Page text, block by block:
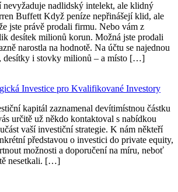
nevyžaduje nadlidský intelekt, ale klidný
Buffett Když peníze nepřinášejí klid, ale
jste právě prodali firmu. Nebo vám z
desítek milionů korun. Možná jste prodali
narostla na hodnotě. Na účtu se najednou
desítky i stovky milionů – a místo […]
Investice pro Kvalifikované Investory
kapitál zaznamenal devítimístnou částku
určitě už někdo kontaktoval s nabídkou
vaší investiční strategie. K nám někteří
představou o investici do private equity,
možnosti a doporučení na míru, neboť
nesetkali. […]